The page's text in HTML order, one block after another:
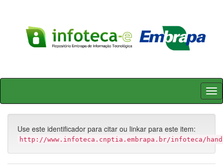
Skip
Use este identificador para citar ou linkar para este item:
http://www.infoteca.cnptia.embrapa.br/infoteca/